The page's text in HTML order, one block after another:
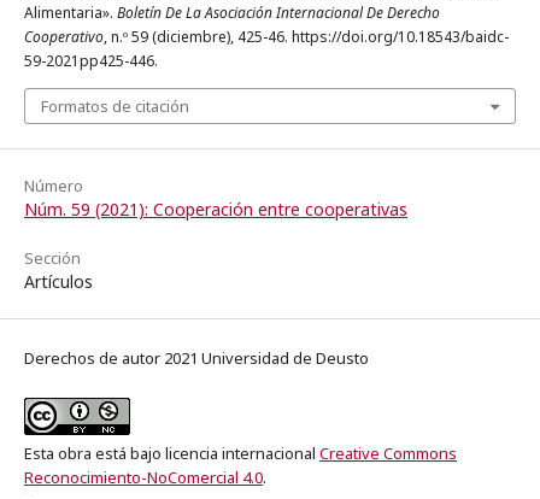
Alimentaria». Boletín De La Asociación Internacional De Derecho
Cooperativo, n.º 59 (diciembre), 425-46. https://doi.org/10.18543/baidc-
59-2021pp425-446.
Formatos de citación
Número
Núm. 59 (2021): Cooperación entre cooperativas
Sección
Artículos
Derechos de autor 2021 Universidad de Deusto
Esta obra está bajo licencia internacional Creative Commons
Reconocimiento-NoComercial 4.0.